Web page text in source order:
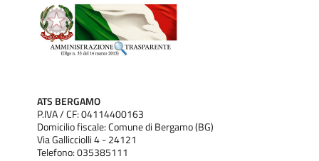
ATS BERGAMO
P.IVA / CF: 04114400163
Domicilio fiscale: Comune di Bergamo (BG)
Via Gallicciolli 4 - 24121
Telefono: 035385111